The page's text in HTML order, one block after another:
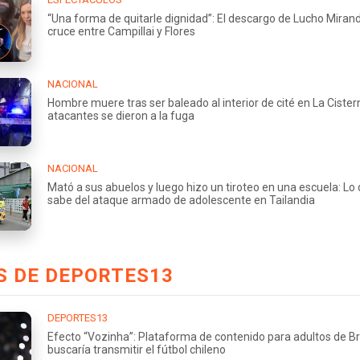
“Una forma de quitarle dignidad”: El descargo de Lucho
cruce entre Campillai y Flores
NACIONAL
Hombre muere tras ser baleado al interior de cité en La
atacantes se dieron a la fuga
NACIONAL
Mató a sus abuelos y luego hizo un tiroteo en una escuela: Lo
sabe del ataque armado de adolescente en Tailandia
DE DEPORTES13
DEPORTES13
Efecto “Vozinha”: Plataforma de contenido para adultos de
buscaría transmitir el fútbol chileno